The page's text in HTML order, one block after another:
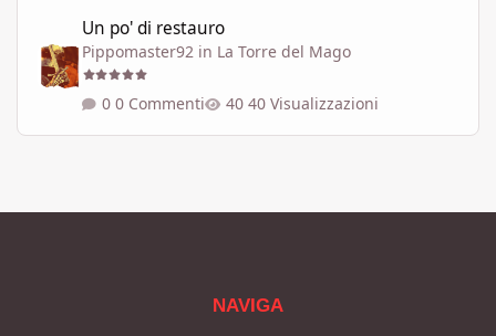
Un po' di restauro
Pippomaster92 in La Torre del Mago
0 Commenti 40 Visualizzazioni
NAVIGA